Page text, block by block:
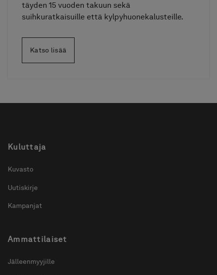
täyden 15 vuoden takuun sekä
suihkuratkaisuille että kylpyhuonekalusteille.
Katso lisää
Kuluttaja
Kuvasto
Uutiskirje
Kampanjat
Ammattilaiset
Jälleenmyyjille